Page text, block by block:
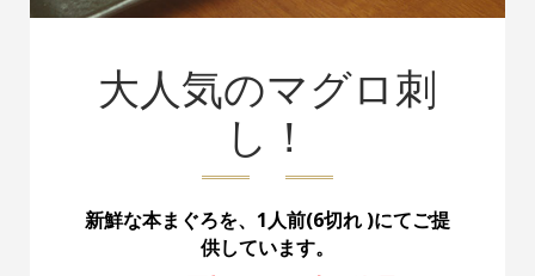
大人気のマグロ刺
し！
新鮮な本まぐろを、1人前(6切れ )にてご提
供しています。